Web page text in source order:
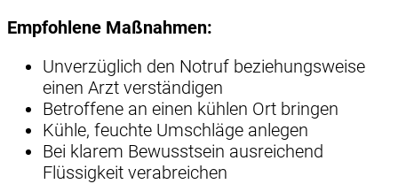
Empfohlene Maßnahmen:
Unverzüglich den Notruf beziehungsweise
einen Arzt verständigen
Betroffene an einen kühlen Ort bringen
Kühle, feuchte Umschläge anlegen
Bei klarem Bewusstsein ausreichend
Flüssigkeit verabreichen